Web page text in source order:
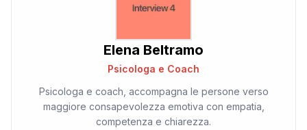
Elena Beltramo
Psicologa e Coach
Psicologa e coach, accompagna le persone verso
maggiore consapevolezza emotiva con empatia,
competenza e chiarezza.